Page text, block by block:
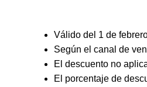
Válido del 1 de
Según el canal de
El descuento no
El porcentaje de